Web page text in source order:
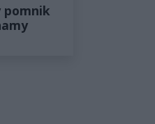
pomnik